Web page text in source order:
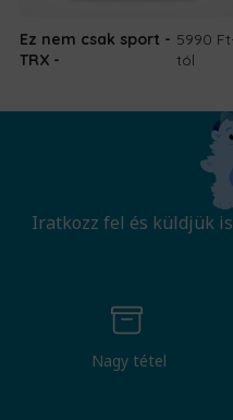
Ez nem csak sport -
TRX
5990 Ft
tól
Iratkozz fel és küldjük
Nagy tétel